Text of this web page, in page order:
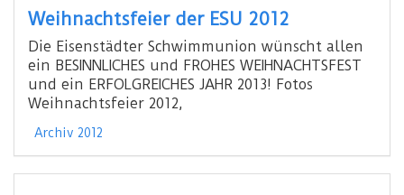
Weihnachtsfeier der ESU 2012
Die Eisenstädter Schwimmunion wünscht allen
ein BESINNLICHES und FROHES WEIHNACHTSFEST
und ein ERFOLGREICHES JAHR 2013! Fotos
Weihnachtsfeier 2012,
Archiv 2012